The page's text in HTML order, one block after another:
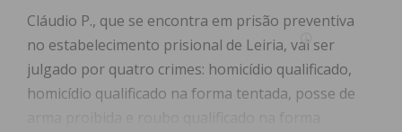
Cláudio P., que se encontra em prisão preventiva
no estabelecimento prisional de Leiria, vai ser
julgado por quatro crimes: homicídio qualificado,
homicídio qualificado na forma tentada, posse de